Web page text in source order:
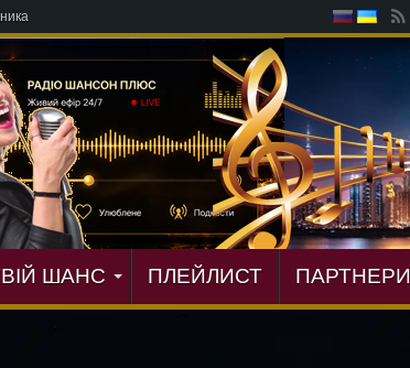
ШАНС ПЛЕЙЛИСТ ПАРТНЕРИ